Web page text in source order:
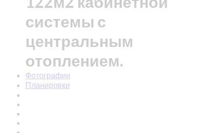
системы с
центральным
отоплением.
Фотографии
Планировки